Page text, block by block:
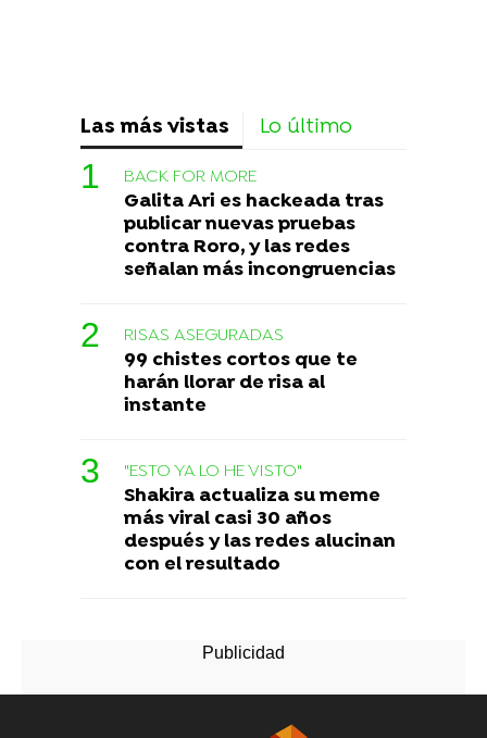
Las más vistas Lo último
BACK FOR MORE
Galita Ari es hackeada tras
publicar nuevas pruebas
contra Roro, y las redes
señalan más incongruencias
RISAS ASEGURADAS
99 chistes cortos que te
harán llorar de risa al
instante
"ESTO YA LO HE VISTO"
Shakira actualiza su meme
más viral casi 30 años
después y las redes alucinan
con el resultado